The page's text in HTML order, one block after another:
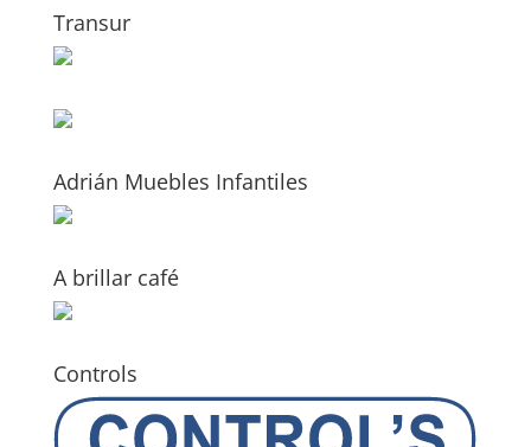
Transur
Adrián Muebles Infantiles
A brillar café
Controls